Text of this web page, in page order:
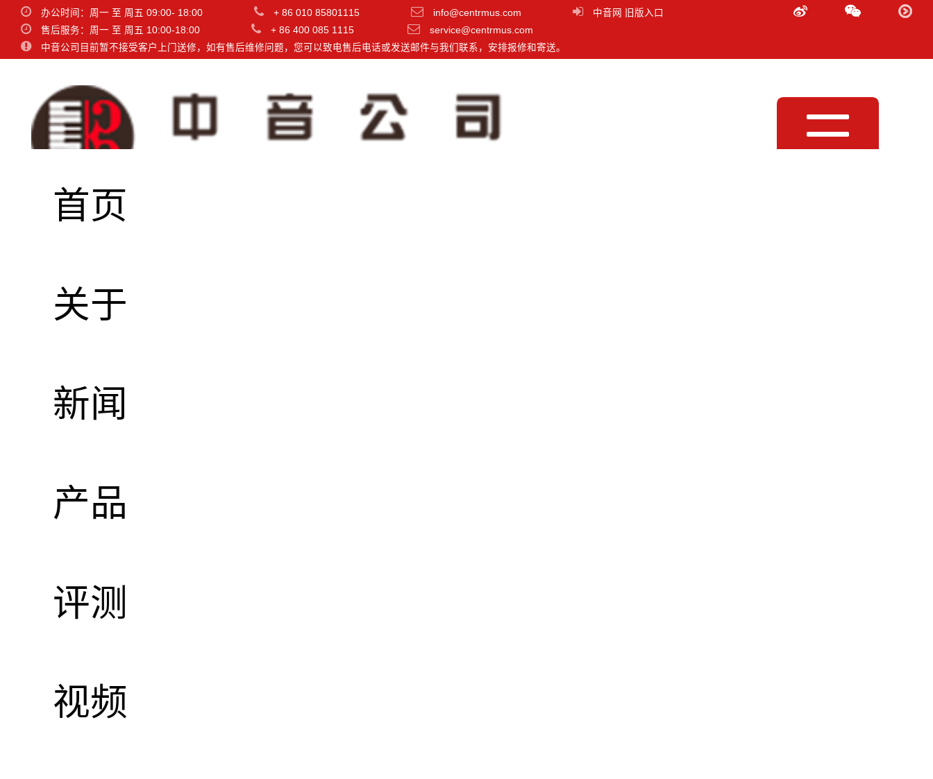
办公时间：周一 至 周五 09:00- 18:00 + 86 010 85801115 info@centrmus.com
中音网 旧版入口
售后服务：周一 至 周五 10:00-18:00
+ 86 400 085 1115
service@centrmus.com
中音公司目前暂不接受客户上门送修，如有售后维修问题，您可以致电售后电话或发送邮件与我们联系，安排报修和寄送。
首页
关于
新闻
产品
评测
视频